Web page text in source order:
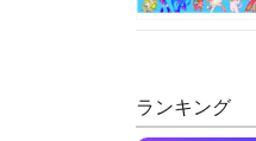
ランキング